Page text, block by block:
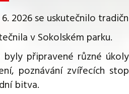
2026 se uskutečnilo
v Sokolském parku.
připravené různé
poznávání zvířecích
bitva.